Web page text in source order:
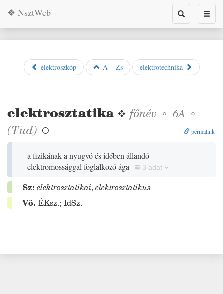
Toggle
search
❖ NsztWeb
elektroszkóp A – Zs elektrotechnika
elektrosztatika ❖ főnév ◦ 6A ◦
(Tud)  permalink
a fizikának a nyugvó és időben állandó
elektromossággal foglalkozó ága
3 adat
Sz: elektrosztatikai,elektrosztatikus
Vö. ÉKsz.; IdSz.